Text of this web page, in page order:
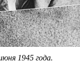
1945 года.